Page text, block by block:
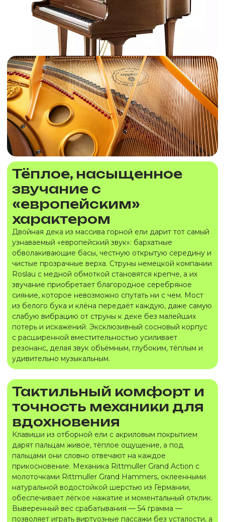
Тёплое, насыщенное
звучание с
«европейским»
характером
Двойная дека из массива горной ели дарит тот самый
узнаваемый «европейский звук»: бархатные
обволакивающие басы, честную открытую середину и
чистые прозрачные верха. Струны немецкой компании
Roslau с медной обмоткой становятся крепче, а их
звучание приобретает благородное серебряное
сияние, которое невозможно спутать ни с чем. Мост
из белого бука и клёна передаёт каждую, даже самую
слабую вибрацию от струны к деке без малейших
потерь и искажений. Эксклюзивный сосновый корпус
с расширенной вместительностью усиливает
резонанс, делая звук объёмным, глубоким, тёплым и
удивительно музыкальным.
Тактильный комфорт и
точность механики для
вдохновения
Клавиши из отборной ели с акриловым покрытием
дарят пальцам живое, тёплое ощущение, а под
пальцами они словно отвечают на каждое
прикосновение. Механика Rittmuller Grand Action с
молоточками Rittmuller Grand Hammers, оклеенными
натуральной водостойкой шерстью из Германии,
обеспечивает лёгкое нажатие и моментальный отклик.
Выверенный вес срабатывания — 54 грамма —
позволяет играть виртуозные пассажи без усталости, а